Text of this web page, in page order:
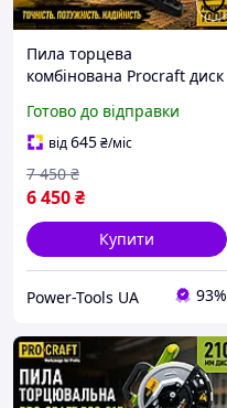
Пила торцева
комбінована Procraft диск
Комбінована торцовка,
Професійна торцовка
Готово до відправки
від645₴/міс
6 450₴
7 450 ₴
Купити
Power-Tools UA 93%